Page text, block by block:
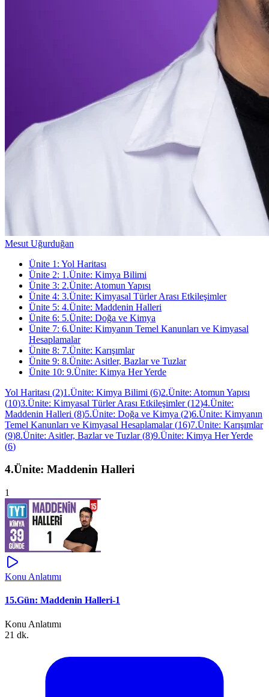
Mesut Uğurduğan
Ünite 1 : Yol Haritası
Ünite 2: 1.Ünite: Kimya Bilimi
Ünite 3: 2.Ünite: Atomun Yapısı
Ünite 4: 3.Ünite: Kimyasal Türler Arası Etkileşimler
Ünite 5: 4.Ünite: Maddenin Halleri
Ünite 6: 5.Ünite: Doğa ve Kimya
Ünite 7: 6.Ünite: Kimyanın Temel Kanunları ve Kimyasal
Hesaplamalar
Ünite 8: 7.Ünite: Karışımlar
Ünite 9: 8.Ünite: Asitler, Bazlar ve Tuzlar
Ünite 10: 9.Ünite: Kimya Her Yerde
Yol Haritası (2)1.Ünite: Kimya Bilimi (6)2.Ünite: Atomun Yapısı
(10)3.Ünite: Kimyasal Türler Arası Etkileşimler(12)4.Ünite:
Maddenin Halleri (8)5.Ünite: Doğa ve Kimya (2)6.Ünite: Kimyanın
Temel Kanunları ve Kimyasal Hesaplamalar(16)7.Ünite: Karışımlar
(9)8.Ünite: Asitler, Bazlar ve Tuzlar(8)9.Ünite: Kimya Her Yerde
(6)
4.Ünite: Maddenin Halleri
1
Konu Anlatımı
15.Gün: Maddenin Halleri-1
Konu Anlatımı
21 dk.